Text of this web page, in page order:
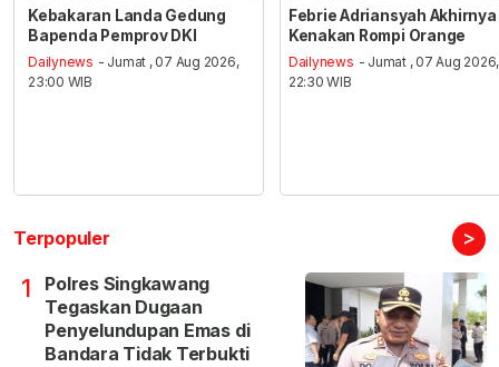
Kebakaran Landa Gedung
Bapenda Pemprov DKI
Dailynews - Jumat , 07 Aug 2026,
23:00 WIB
Febrie Adriansyah Akhirnya
Kenakan Rompi Orange
Dailynews - Jumat , 07 Aug 2026,
22:30 WIB
Terpopuler >
1
Polres Singkawang
Tegaskan Dugaan
Penyelundupan Emas di
Bandara Tidak Terbukti